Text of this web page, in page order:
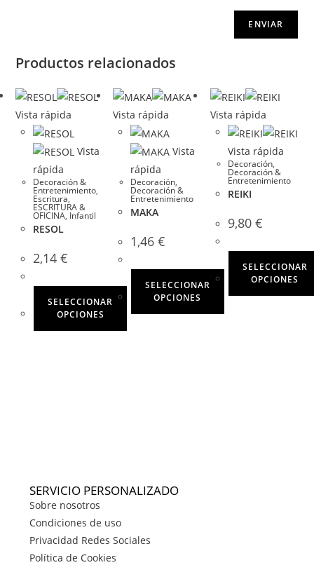
Productos relacionados
Vista rápida
Vista
rápida
Decoración &
Entretenimiento,
Escritura,
ESCRITURA &
OFICINA, Infantil
RESOL
2,14€
SELECCIONAR
OPCIONES
Vista rápida
Vista
rápida
Decoración,
Decoración &
Entretenimiento
MAKA
1,46 €
SELECCIONAR
OPCIONES
Vista rápida
Vista rápida
Decoración,
Decoración &
Entretenimiento
REIKI
9,80 €
SELECCIONAR
OPCIONES
SERVICIO PERSONALIZADO
Sobre nosotros
Condiciones de uso
Privacidad Redes Sociales
Política de Cookies